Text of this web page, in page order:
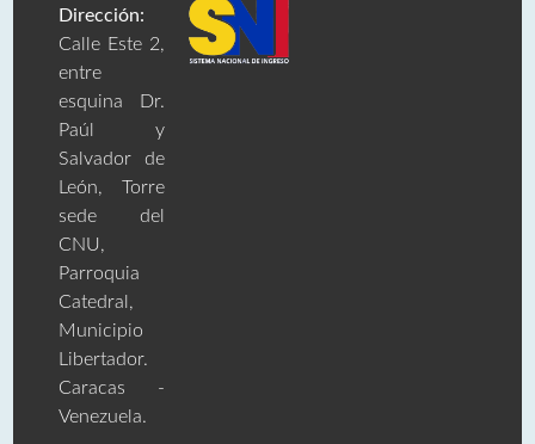
Dirección:
Calle Este 2,
entre
esquina Dr.
Paúl y
Salvador de
León, Torre
sede del
CNU,
Parroquia
Catedral,
Municipio
Libertador.
Caracas -
Venezuela.